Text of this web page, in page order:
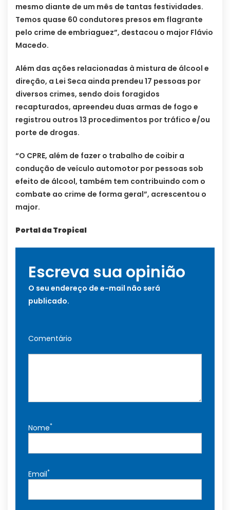
mesmo diante de um mês de tantas festividades.
Temos quase 60 condutores presos em flagrante
pelo crime de embriaguez”, destacou o major Flávio
Macedo.
Além das ações relacionadas à mistura de álcool e
direção, a Lei Seca ainda prendeu 17 pessoas por
diversos crimes, sendo dois foragidos
recapturados, apreendeu duas armas de fogo e
registrou outros 13 procedimentos por tráfico e/ou
porte de drogas.
“O CPRE, além de fazer o trabalho de coibir a
condução de veículo automotor por pessoas sob
efeito de álcool, também tem contribuindo com o
combate ao crime de forma geral”, acrescentou o
major.
Portal da Tropical
Escreva sua opinião
O seu endereço de e-mail não será
publicado.
Comentário
Nome*
Email*